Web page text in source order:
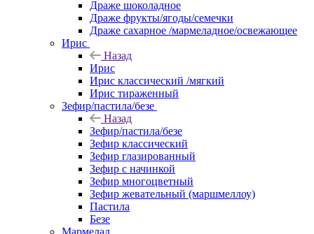
Драже шоколадное
Драже фрукты/ягоды/семечки
Драже сахарное /мармеладное/освежающее
Ирис
Назад
Ирис
Ирис классический /мягкий
Ирис тираженный
Зефир/пастила/безе
Назад
Зефир/пастила/безе
Зефир классический
Зефир глазированный
Зефир с начинкой
Зефир многоцветный
Зефир жевательный (маршмеллоу)
Пастила
Безе
Мармелад